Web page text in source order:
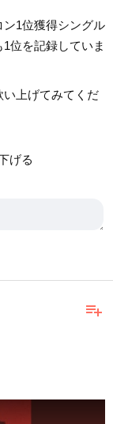
1位獲得シングル
位を記録していま
上げてみてくだ
げる
playlist_add